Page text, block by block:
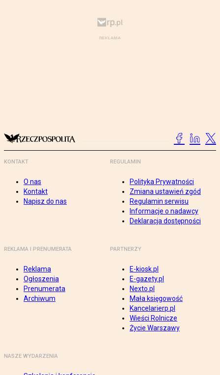
KONTAKT
O nas
Kontakt
Napisz do nas
REGULAMIN
Polityka Prywatności
Zmiana ustawień zgód
Regulamin serwisu
Informacje o nadawcy
Deklaracja dostępności
REKLAMA I PRENUMERATA
Reklama
Ogłoszenia
Prenumerata
Archiwum
PARTNERZY
E-kiosk.pl
E-gazety.pl
Nexto.pl
Mała księgowość
Kancelarierp.pl
Wieści Rolnicze
Życie Warszawy
NASZE WYDARZENIA